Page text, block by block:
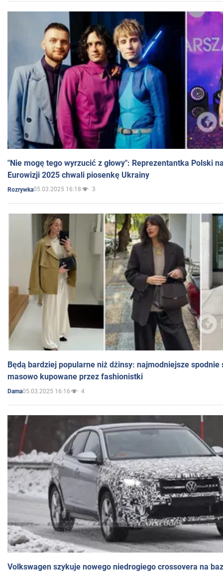
"Nie mogę tego wyrzucić z głowy": Reprezentantka Polski
Eurowizji 2025 chwali piosenkę Ukrainy
Rozrywka05.03.2025 16:18 3
Będą bardziej popularne niż dżinsy: najmodniejsze spodnie
masowo kupowane przez fashionistki
Dama05.03.2025 16:16 4
Volkswagen szykuje nowego niedrogiego crossovera na